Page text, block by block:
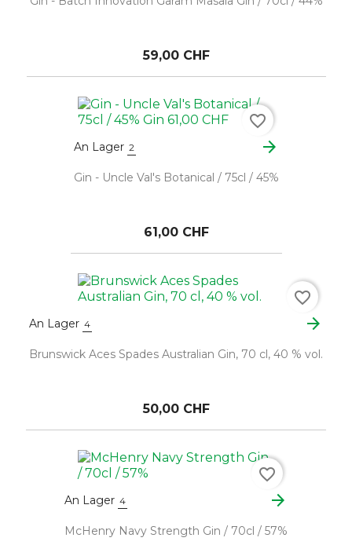
59,00 CHF
An Lager 2 arrow_forward
Gin - Uncle Val's Botanical / 75cl / 45%
61,00 CHF
favorite_border
An Lager 4 arrow_forward
Brunswick Aces Spades Australian Gin, 70 cl, 40 % vol.
50,00 CHF
favorite_border
An Lager 4 arrow_forward
McHenry Navy Strength Gin / 70cl / 57%
favorite_border